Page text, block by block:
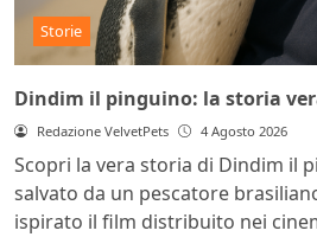
Storie
Dindim il pinguino: la storia
Redazione VelvetPets 4 Agosto 2026
Scopri la vera storia di Dindim il
salvato da un pescatore
ispirato il film distribuito nei